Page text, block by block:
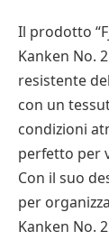
Il prodotto
Kanken No.
resistente
con un
condizioni
perfetto per
Con il suo
per
Kanken No.